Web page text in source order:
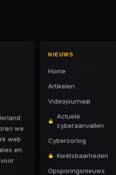
we
web
en
NIEUWS
Home
Artikelen
Videojournaal
Actuele
cyberaanvallen
Cyberoorlog
Kwetsbaarheden
Opsporingsnieuws